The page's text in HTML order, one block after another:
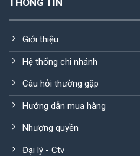
Giới thiệu
Hệ thống chi nhánh
Câu hỏi thường gặp
Hướng dẫn mua hàng
Nhượng quyền
Đại lý - Ctv